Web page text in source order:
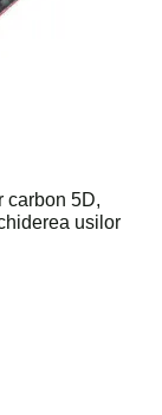
carbon 5D,
usilor